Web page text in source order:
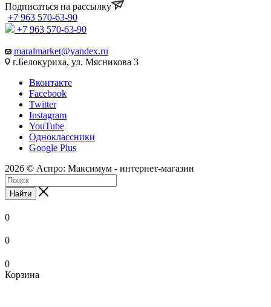
Подписаться на рассылку
+7 963 570-63-90
+7 963 570-63-90
maralmarket@yandex.ru
г.Белокуриха, ул. Мясникова 3
Вконтакте
Facebook
Twitter
Instagram
YouTube
Одноклассники
Google Plus
2026 © Аспро: Максимум - интернет-магазин
Найти
0
0
0
Корзина